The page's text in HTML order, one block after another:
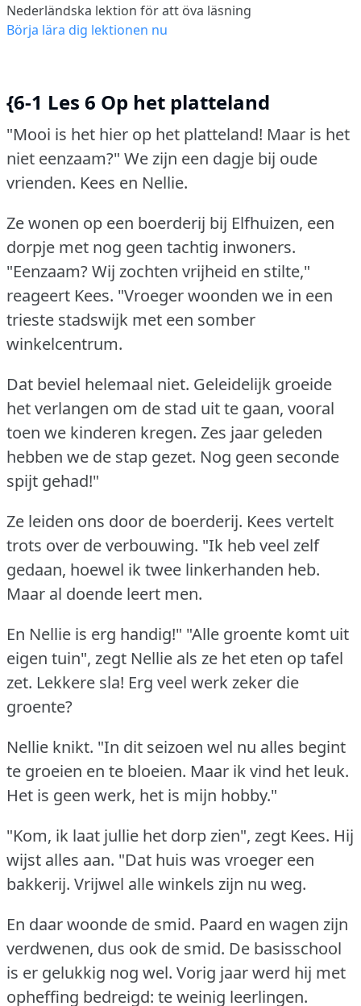
Nederländska lektion för att öva läsning
Börja lära dig lektionen nu
{6-1 Les 6 Op het platteland
"Mooi is het hier op het platteland! Maar is het
niet eenzaam?" We zijn een dagje bij oude
vrienden. Kees en Nellie.
Ze wonen op een boerderij bij Elfhuizen, een
dorpje met nog geen tachtig inwoners.
"Eenzaam?Wij zochten vrijheid en stilte,"
reageert Kees. "Vroeger woonden we in een
trieste stadswijk met een somber
winkelcentrum.
Dat beviel helemaal niet. Geleidelijk groeide
het verlangen om de stad uit te gaan, vooral
toen we kinderen kregen. Zes jaar geleden
hebben we de stap gezet. Nog geen seconde
spijt gehad!"
Ze leiden ons door de boerderij. Kees vertelt
trots over de verbouwing. "Ik heb veel zelf
gedaan, hoewel ik twee linkerhanden heb.
Maar al doende leert men.
En Nellie is erg handig!" "Alle groente komt uit
eigen tuin", zegt Nellie als ze het eten op tafel
zet. Lekkere sla! Erg veel werk zeker die
groente?
Nellie knikt. "In dit seizoen wel nu alles begint
te groeien en te bloeien. Maar ik vind het leuk.
Het is geen werk, het is mijn hobby."
"Kom, ik laat jullie het dorp zien", zegt Kees. Hij
wijst alles aan. "Dat huis was vroeger een
bakkerij. Vrijwel alle winkels zijn nu weg.
En daar woonde de smid. Paard en wagen zijn
verdwenen, dus ook de smid. De basisschool
is er gelukkig nog wel. Vorig jaar werd hij met
opheffing bedreigd: te weinig leerlingen.